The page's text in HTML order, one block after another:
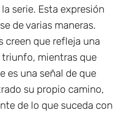
serie. Esta expresión
de varias maneras.
creen que refleja una
triunfo, mientras que
es una señal de que
su propio camino,
de lo que suceda con